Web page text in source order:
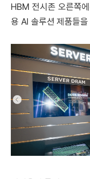
HBM 전시존 오른쪽
용 AI 솔루션 제품들을